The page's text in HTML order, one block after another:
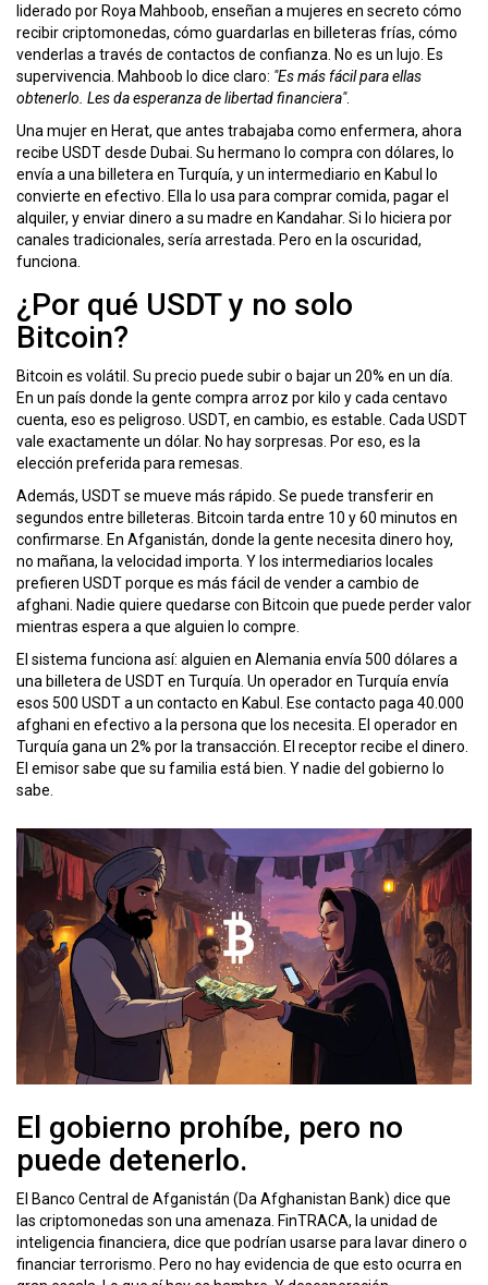
liderado por Roya Mahboob, enseñan a mujeres en secreto cómo
recibir criptomonedas, cómo guardarlas en billeteras frías, cómo
venderlas a través de contactos de confianza. No es un lujo. Es
supervivencia. Mahboob lo dice claro: "Es más fácil para ellas
obtenerlo. Les da esperanza de libertad financiera".
Una mujer en Herat, que antes trabajaba como enfermera, ahora
recibe USDT desde Dubai. Su hermano lo compra con dólares, lo
envía a una billetera en Turquía, y un intermediario en Kabul lo
convierte en efectivo. Ella lo usa para comprar comida, pagar el
alquiler, y enviar dinero a su madre en Kandahar. Si lo hiciera por
canales tradicionales, sería arrestada. Pero en la oscuridad,
funciona.
¿Por qué USDT y no solo
Bitcoin?
Bitcoin es volátil. Su precio puede subir o bajar un 20% en un día.
En un país donde la gente compra arroz por kilo y cada centavo
cuenta, eso es peligroso. USDT, en cambio, es estable. Cada USDT
vale exactamente un dólar. No hay sorpresas. Por eso, es la
elección preferida para remesas.
Además, USDT se mueve más rápido. Se puede transferir en
segundos entre billeteras. Bitcoin tarda entre 10 y 60 minutos en
confirmarse. En Afganistán, donde la gente necesita dinero hoy,
no mañana, la velocidad importa. Y los intermediarios locales
prefieren USDT porque es más fácil de vender a cambio de
afghani. Nadie quiere quedarse con Bitcoin que puede perder valor
mientras espera a que alguien lo compre.
El sistema funciona así: alguien en Alemania envía 500 dólares a
una billetera de USDT en Turquía. Un operador en Turquía envía
esos 500 USDT a un contacto en Kabul. Ese contacto paga 40.000
afghani en efectivo a la persona que los necesita. El operador en
Turquía gana un 2% por la transacción. El receptor recibe el dinero.
El emisor sabe que su familia está bien. Y nadie del gobierno lo
sabe.
El gobierno prohíbe, pero no
puede detenerlo.
El Banco Central de Afganistán (Da Afghanistan Bank) dice que
las criptomonedas son una amenaza. FinTRACA, la unidad de
inteligencia financiera, dice que podrían usarse para lavar dinero o
financiar terrorismo. Pero no hay evidencia de que esto ocurra en